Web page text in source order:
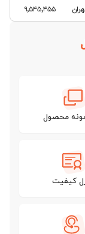
۹٬۵۴۵٬۴۵۵
محصول
کیفیت